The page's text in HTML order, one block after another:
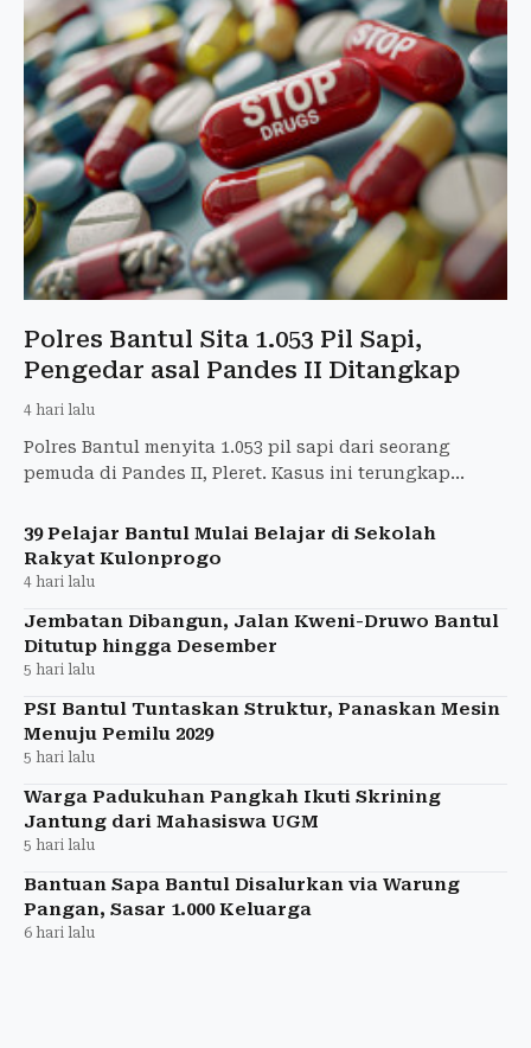
Polres Bantul Sita 1.053 Pil Sapi,
Pengedar asal Pandes II Ditangkap
4 hari lalu
Polres Bantul menyita 1.053 pil sapi dari seorang
pemuda di Pandes II, Pleret. Kasus ini terungkap
39 Pelajar Bantul Mulai Belajar di Sekolah
Rakyat Kulonprogo
4 hari lalu
Jembatan Dibangun, Jalan Kweni-Druwo Bantul
Ditutup hingga Desember
5 hari lalu
PSI Bantul Tuntaskan Struktur, Panaskan Mesin
Menuju Pemilu 2029
5 hari lalu
Warga Padukuhan Pangkah Ikuti Skrining
Jantung dari Mahasiswa UGM
5 hari lalu
Bantuan Sapa Bantul Disalurkan via Warung
Pangan, Sasar 1.000 Keluarga
6 hari lalu